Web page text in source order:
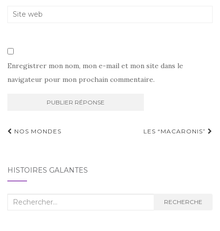
Enregistrer mon nom, mon e-mail et mon site dans le
navigateur pour mon prochain commentaire.
Navigation
NOS MONDES LES “MACARONIS”
HISTOIRES GALANTES
Recherche
RECHERCHE